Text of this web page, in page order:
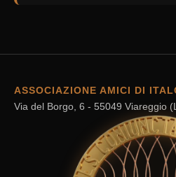
ASSOCIAZIONE AMICI DI
Via del Borgo, 6 - 55049 Viareggio